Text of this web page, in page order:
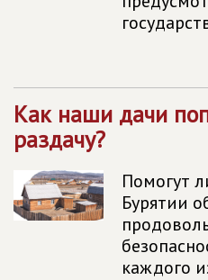
Как наши дачи
раздачу?
Помогут
Бурятии
каждого